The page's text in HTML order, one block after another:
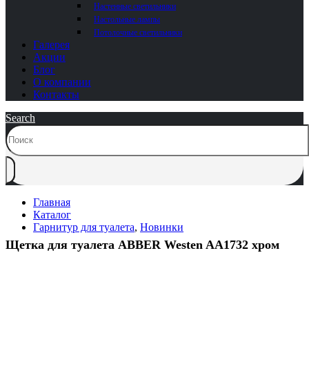
Настенные светильники
Настольные лампы
Потолочные светильники
Галерея
Акции
Блог
О компании
Контакты
Search
Главная
Каталог
Гарнитур для туалета, Новинки
Щетка для туалета ABBER Westen AA1732 хром